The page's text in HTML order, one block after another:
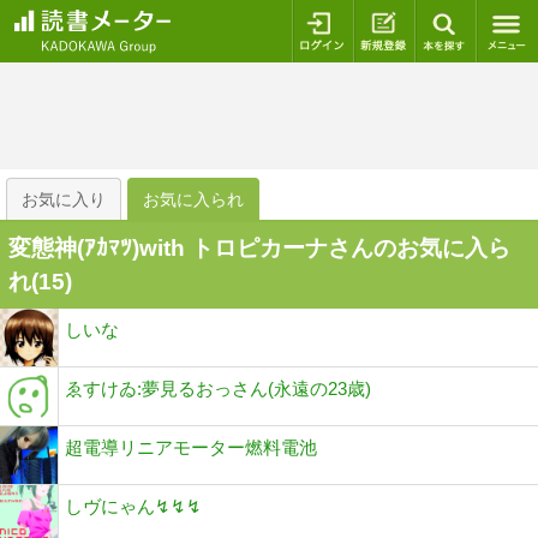
ログイン 新規登録
お気に入り お気に入られ
変態神(ｱｶﾏﾂ)with トロピカーナさんのお気に入ら
れ(15)
しいな
ゑすけゐ:夢見るおっさん(永遠の23歳)
超電導リニアモーター燃料電池
しヴにゃん↯↯↯